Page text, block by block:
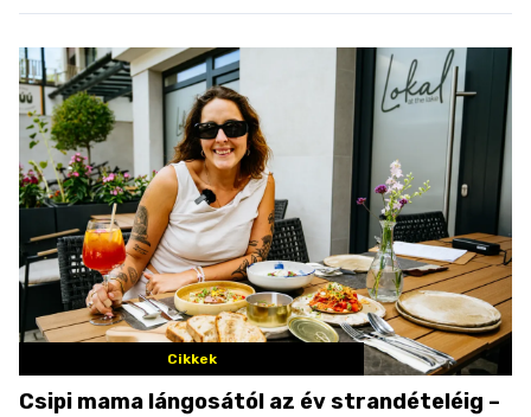
Cikkek
Csipi mama lángosától az év strandételéig –